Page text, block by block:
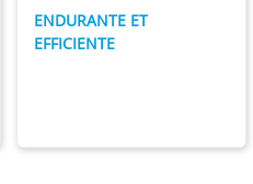
ENDURANTE ET
EFFICIENTE